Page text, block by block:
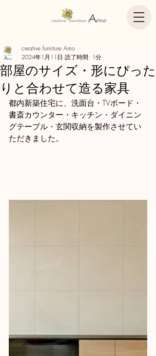
部屋のサイズ・形にぴった
りと合わせて造る家具
creative furniture Arno
2024年1月11日 読了時間: 1分
都内新築住宅に、洗面台・TVボード・
書斎カウンター・キッチン・ダイニン
グテーブル・玄関収納を製作させてい
ただきました。